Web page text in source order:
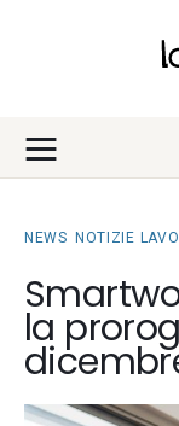
Fisco
Chi
La
NEWS NOTIZIE
la